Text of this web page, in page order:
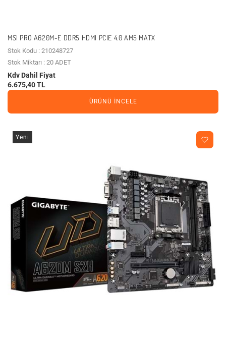
MSI PRO A620M-E DDR5 HDMI PCIE 4.0 AM5 MATX
Stok Kodu : 210248727
Stok Miktarı : 20 ADET
Kdv Dahil Fiyat
6.675,40 TL
ÜRÜNÜ İNCELE
Yeni